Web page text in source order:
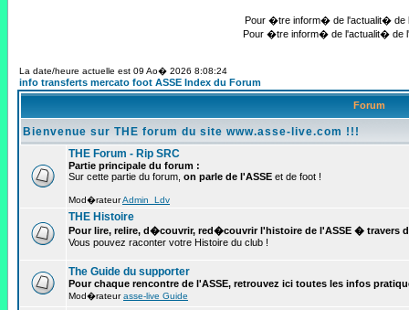
Pour �tre inform� de l'actualit� de
Pour �tre inform� de l'actualit� de
La date/heure actuelle est 09 Ao� 2026 8:08:24
info transferts mercato foot ASSE Index du Forum
Forum
Bienvenue sur THE forum du site www.asse-live.com !!!
THE Forum - Rip SRC
Partie principale du forum :
Sur cette partie du forum, on parle de l'ASSE et de foot !
Mod�rateurAdmin_Ldv
THE Histoire
Pour lire, relire, d�couvrir, red�couvrir l'histoire de l'ASSE � travers
Vous pouvez raconter votre Histoire du club !
The Guide du supporter
Pour chaque rencontre de l'ASSE, retrouvez ici toutes les infos
Mod�rateurasse-live Guide